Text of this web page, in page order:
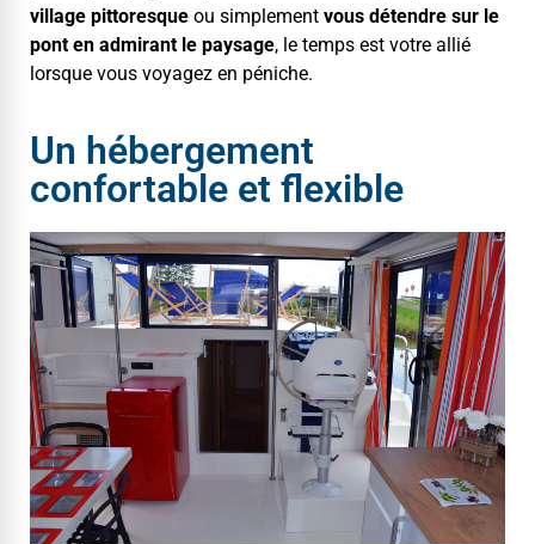
vil­lage pit­toresque ou sim­ple­ment vous déten­dre sur le
pont en admi­rant le paysage, le temps est votre allié
lorsque vous voy­agez en péniche.
Un hébergement
confortable et flexible